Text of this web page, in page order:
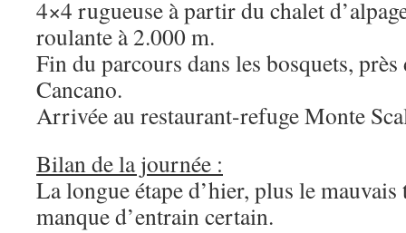
4×4 rugueuse à partir du chalet
roulante à 2.000 m.
Fin du parcours dans les bosquets, près
Cancano.
Arrivée au restaurant-refuge Monte
Bilan de la journée :
La longue étape d’hier, plus le
manque d’entrain certain.